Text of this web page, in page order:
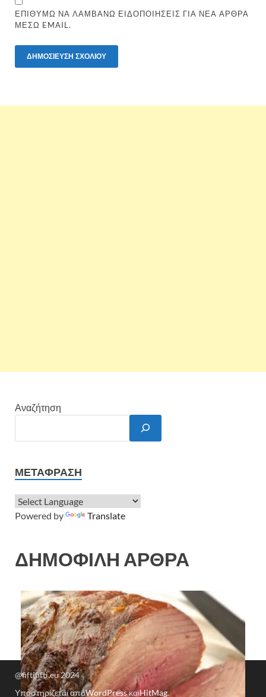
ΕΠΙΘΥΜΏ ΝΑ ΛΑΜΒΆΝΩ ΕΙΔΟΠΟΙΉΣΕΙΣ ΓΙΑ ΝΈΑ ΆΡΘΡΑ
ΜΈΣΩ EMAIL.
Αναζήτηση
ΜΕΤΆΦΡΑΣΗ
Powered by Translate
ΔΗΜΟΦΙΛΗ ΑΡΘΡΑ
@fiftififti.eu 2024
Υποστηρίζεται απόWordPressκαιHitMag.